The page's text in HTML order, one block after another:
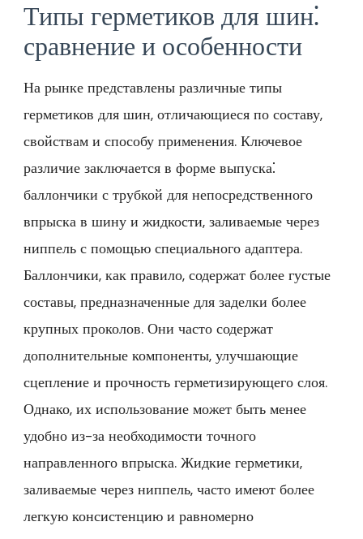
Типы герметиков для шин⁚
сравнение и особенности
На рынке представлены различные типы
герметиков для шин, отличающиеся по составу,
свойствам и способу применения. Ключевое
различие заключается в форме выпуска⁚
баллончики с трубкой для непосредственного
впрыска в шину и жидкости, заливаемые через
ниппель с помощью специального адаптера.
Баллончики, как правило, содержат более густые
составы, предназначенные для заделки более
крупных проколов. Они часто содержат
дополнительные компоненты, улучшающие
сцепление и прочность герметизирующего слоя.
Однако, их использование может быть менее
удобно из-за необходимости точного
направленного впрыска. Жидкие герметики,
заливаемые через ниппель, часто имеют более
легкую консистенцию и равномерно